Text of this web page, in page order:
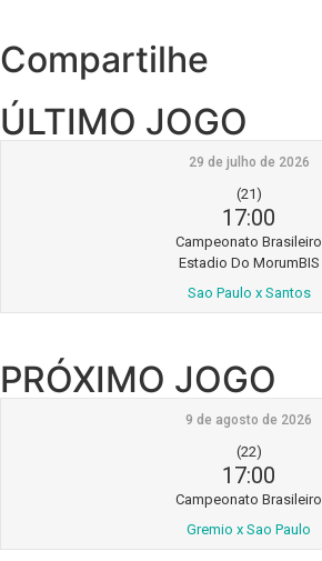
Compartilhe
ÚLTIMO JOGO
29 de julho de 2026
(21)
17:00
Campeonato Brasileiro
Estadio Do MorumBIS
Sao Paulo x Santos
PRÓXIMO JOGO
9 de agosto de 2026
(22)
17:00
Campeonato Brasileiro
Gremio x Sao Paulo